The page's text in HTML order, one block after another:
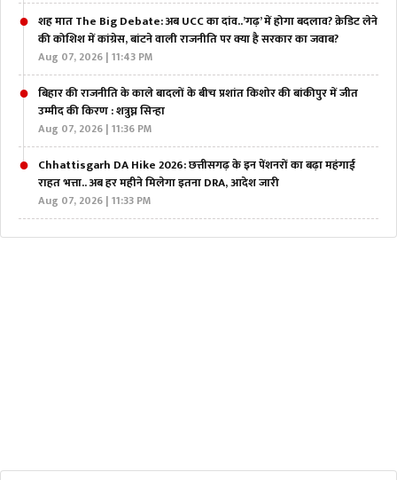
शह मात The Big Debate: अब UCC का दांव..’गढ़’ में होगा बदलाव? क्रेडिट लेने
की कोशिश में कांग्रेस, बांटने वाली राजनीति पर क्या है सरकार का जवाब?
Aug 07, 2026 | 11:43 PM
बिहार की राजनीति के काले बादलों के बीच प्रशांत किशोर की बांकीपुर में जीत
उम्मीद की किरण : शत्रुघ्न सिन्हा
Aug 07, 2026 | 11:36 PM
Chhattisgarh DA Hike 2026: छत्तीसगढ़ के इन पेंशनरों का बढ़ा‌ महंगाई
राहत भत्ता.. अब हर महीने मिलेगा इतना DRA, आदेश जारी
Aug 07, 2026 | 11:33 PM